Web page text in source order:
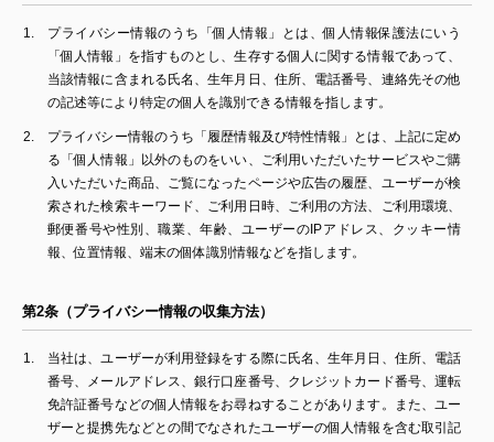
ブログ
お問い合わせ
プライバシー情報のうち「個人情報」とは、個人情報保護法にいう
「個人情報」を指すものとし、生存する個人に関する情報であって、
当該情報に含まれる氏名、生年月日、住所、電話番号、連絡先その他
の記述等により特定の個人を識別できる情報を指します。
プライバシー情報のうち「履歴情報及び特性情報」とは、上記に定め
る「個人情報」以外のものをいい、ご利用いただいたサービスやご購
入いただいた商品、ご覧になったページや広告の履歴、ユーザーが検
索された検索キーワード、ご利用日時、ご利用の方法、ご利用環境、
郵便番号や性別、職業、年齢、ユーザーのIPアドレス、クッキー情
報、位置情報、端末の個体識別情報などを指します。
第2条（プライバシー情報の収集方法）
当社は、ユーザーが利用登録をする際に氏名、生年月日、住所、電話
番号、メールアドレス、銀行口座番号、クレジットカード番号、運転
免許証番号などの個人情報をお尋ねすることがあります。また、ユー
ザーと提携先などとの間でなされたユーザーの個人情報を含む取引記